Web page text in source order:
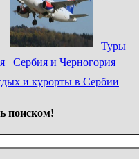
Туры
Сербия и Черногория
и курорты в Сербии
поиском!